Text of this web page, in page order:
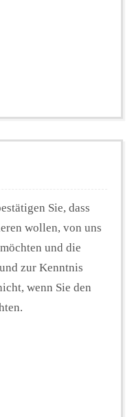
Sie, dass
wollen, von uns
und die
zur Kenntnis
wenn Sie den